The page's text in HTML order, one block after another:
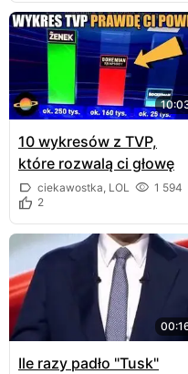
10 wykresów z TVP,
które rozwalą ci głowę
ciekawostka, LOL
1 594
2
Ile razy padło "Tusk"